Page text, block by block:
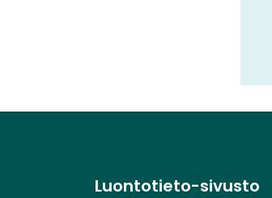
Luontotieto-sivusto